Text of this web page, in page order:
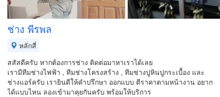
ช่าง พีรพล
หลักสี่
สสัสดีครับ หากต้องการช่าง ติดต่อมาหาเราได้เลย
เรามีทีมช่างไฟฟ้า , ทีมช่างโครงสร้าง , ทีมช่างปูหินปูกระเบื้อง และ
ช่างแอร์ครับ เรายินดีให้คำปรึกษา ออกแบบ ตีราคาตามหน้างาน อยาก
ได้แบบไหน ลองเข้ามาคุยกันครับ พร้อมให้บริการ